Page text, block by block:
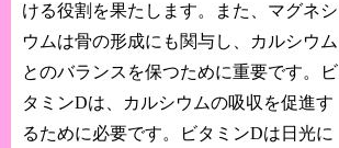
ける役割を果たします。また、マグネシ
ウムは骨の形成にも関与し、カルシウム
とのバランスを保つために重要です。ビ
タミンDは、カルシウムの吸収を促進す
るために必要です。ビタミンDは日光に